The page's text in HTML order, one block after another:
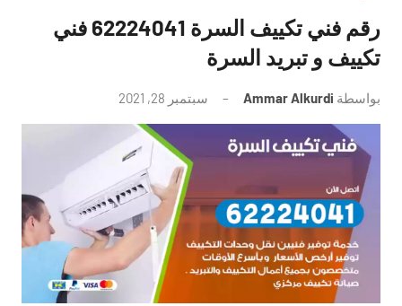
بالكويت
رقم فني تكييف السرة 62224041 فني
تكييف و تبريد السرة
بواسطة Ammar Alkurdi سبتمبر 28, 2021
توجد
تعليقات